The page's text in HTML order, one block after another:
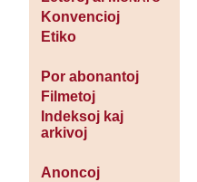
Konvencioj
Etiko
Por abonantoj
Filmetoj
Indeksoj kaj
arkivoj
Anoncoj